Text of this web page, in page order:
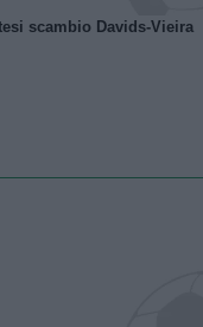
scambio Davids-Vieira